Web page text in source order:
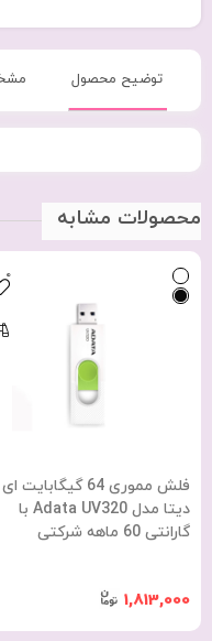
توضیح محصول
محصولات مشابه
فلش مموری 64 گیگابایت ای
دیتا مدل Adata UV320 با
گارانتی 60 ماهه شرکتی
1,813,000
0